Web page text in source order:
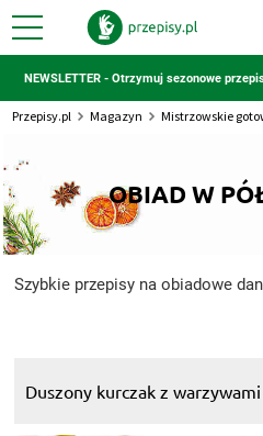
NEWSLETTER - Otrzymuj sezonowe
Przepisy.pl Magazyn Mistrzowskie
OBIAD W
Szybkie przepisy na obiadowe
Duszony kurczak z warzywami